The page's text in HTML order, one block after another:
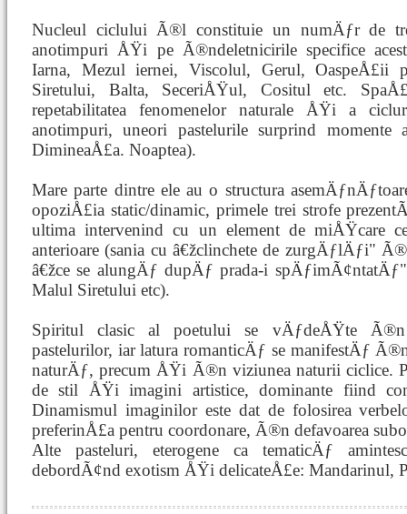
Nucleul ciclului Ã®l constituie un numÄƒr de
anotimpuri ÅŸi pe Ã®ndeletnicirile specifice
Iarna, Mezul iernei, Viscolul, Gerul, OaspeÅ£ii
Siretului, Balta, SeceriÅŸul, Cositul etc.
repetabilitatea fenomenelor naturale ÅŸi a
anotimpuri, uneori pastelurile surprind
DimineaÅ£a. Noaptea).
Mare parte dintre ele au o structura
opoziÅ£ia static/dinamic, primele trei strofe
ultima intervenind cu un element de miÅŸcare
anterioare (sania cu â€žclinchete de zurgÄƒlÄƒi"
â€žce se alungÄƒ dupÄƒ prada-i
Malul Siretului etc).
Spiritul clasic al poetului se vÄƒdeÅŸte
pastelurilor, iar latura romanticÄƒ se manifestÄƒ
naturÄƒ, precum ÅŸi Ã®n viziunea naturii ciclice.
de stil ÅŸi imagini artistice, dominante fiind
Dinamismul imaginilor este dat de folosirea
preferinÅ£a pentru coordonare, Ã®n defavoarea
Alte pasteluri, eterogene ca tematicÄƒ
debordÃ¢nd exotism ÅŸi delicateÅ£e: Mandarinul,